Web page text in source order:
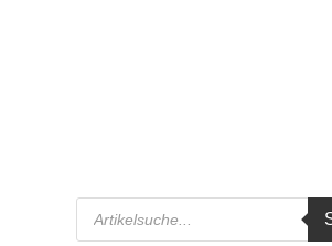
Products
search